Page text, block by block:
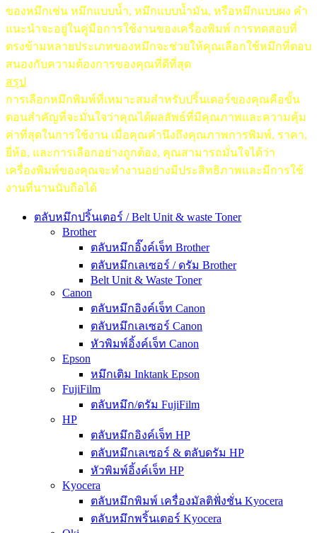
ของหมึกเช่น หมึกแบบน้ำ, หมึกแบบน้ำมัน, หรือหมึกแบบผง คำ
แนะนำจะอยู่ในคู่มือการใช้งานของเครื่องพิมพ์ การทดสอบที่
ตรงข้ามหลายประเภทของหมึกจะช่วยให้คุณเลือกใช้หมึกที่ตอบ
สนองกับความต้องการของคุณที่ดีที่สุด
สรุป
การเลือกหมึกพิมพ์ที่เหมาะสมสำหรับปริ้นเตอร์ของคุณคือขั้น
ตอนสำคัญที่จะมั่นใจว่าคุณได้ผลลัพธ์ที่มีคุณภาพและความคุ้ม
ค่าที่สุดในการใช้งาน เมื่อคุณคำนึงถึงคุณภาพการพิมพ์, ราคา,
ยี่ห้อ, และการเลือกอย่างถูกต้อง, คุณสามารถมั่นใจได้ว่า
เครื่องพิมพ์ของคุณจะทำงานอย่างมีประสิทธิภาพและมีการใช้
งานที่นานนับถือได้
ตลับหมึกปริ้นเตอร์ / Belt Unit & waste Toner
Brother
ตลับหมึกอิ๊งค์เจ็ท Brother
ตลับหมึกเลเซอร์ / ดรัม Brother
Belt Unit & Waste Toner
Canon
ตลับหมึกอิงค์เจ็ท Canon
ตลับหมึกเลเซอร์ Canon
หัวพิมพ์อิ้งค์เจ็ท Canon
Epson
หมึกเติม Inktank Epson
FujiFilm
ตลับหมึก/ดรัม FujiFilm
HP
ตลับหมึกอิงค์เจ็ท HP
ตลับหมึกเลเซอร์ & ตลับดรัม HP
หัวพิมพ์อิ้งค์เจ็ท HP
Kyocera
ตลับหมึกพิมพ์ เครื่องมัลติฟั่งชั่น Kyocera
ตลับหมึกพริ้นเตอร์ Kyocera